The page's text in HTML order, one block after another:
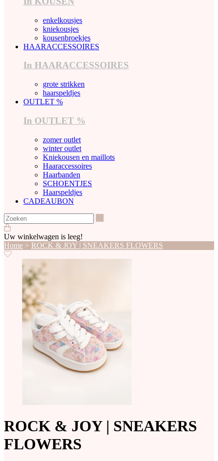
enkelkousjes
kniekousjes
kousenbroekjes
HAARACCESSOIRES
In HAARACCESSOIRES
grote strikken
haarspeldjes
OUTLET %
In OUTLET %
zomer outlet
winter outlet
Kniekousen en maillots
Haaraccessoires
Haarbanden
SCHOENTJES
Haarspeldjes
CADEAUBON
Uw winkelwagen is leeg!
Home > ROCK & JOY | SNEAKERS FLOWERS
ROCK & JOY | SNEAKERS
FLOWERS